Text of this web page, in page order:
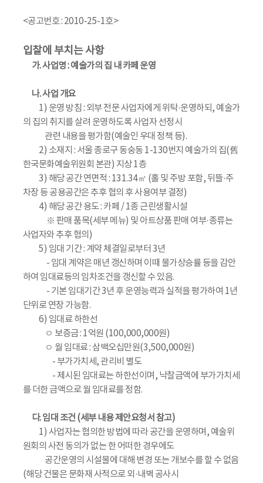
<공고번호 : 2010-25-1호>
입찰에 부치는 사항
가. 사업명 : 예술가의 집 내 카페 운영
나. 사업 개요
1) 운영 방침 : 외부 전문 사업자에게 위탁·운영하되, 예술가
의 집의 취지를 살려 운영하도록 사업자 선정시
관련 내용을 평가함(예술인 우대 정책 등).
2) 소재지 : 서울 종로구 동숭동 1-130번지 예술가의 집(舊
한국문화예술위원회 본관) 지상 1층
3) 해당 공간 연면적 : 131.34㎡ (홀 및 주방 포함, 뒤뜰·주
차장 등 공용공간은 추후 협의 후 사용여부 결정)
4) 해당 공간 용도 : 카페 / 1종 근린생활시설
※ 판매 품목(세부 메뉴) 및 아트상품 판매 여부·종류는
사업자와 추후 협의)
5) 임대 기간 : 계약 체결일로부터 3년
- 임대 계약은 매년 갱신하며 이때 물가상승률 등을 감안
하여 임대료등의 임차조건을 갱신할 수 있음.
- 기본 임대기간 3년 후 운영능력과 실적을 평가하여 1년
단위로 연장 가능함.
6) 임대료 하한선
ㅇ 보증금 : 1억원 (100,000,000원)
ㅇ 월 임대료 : 삼백오십만원(3,500,000원)
- 부가가치세, 관리비 별도
- 제시된 임대료는 하한선이며, 낙찰금액에 부가가치세
를 더한 금액으로 월 임대료를 정함.
다. 임대 조건 (세부 내용 제안요청서 참고)
1) 사업자는 협의한 방법에 따라 공간을 운영하며, 예술위
원회의 사전 동의가 없는 한 어떠한 경우에도
공간운영의 시설물에 대해 변경 또는 개보수를 할 수 없음
(해당 건물은 문화재 사적으로 외·내벽 공사시